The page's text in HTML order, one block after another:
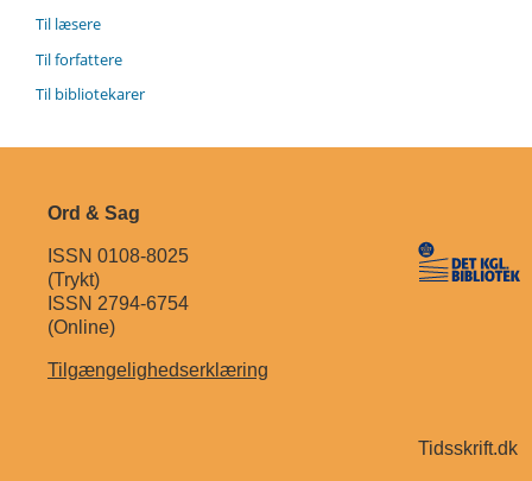
Til læsere
Til forfattere
Til bibliotekarer
Ord & Sag
ISSN 0108-8025
(Trykt)
ISSN 2794-6754
(Online)
Tilgængelighedserklæring